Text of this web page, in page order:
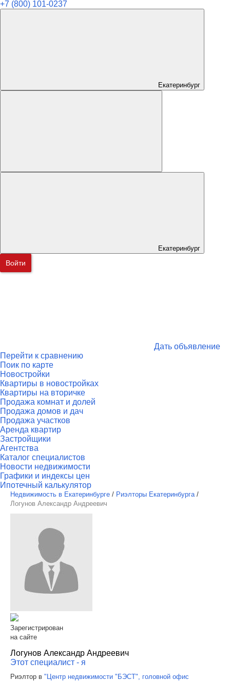
+7 (800) 101-0237
Екатеринбург
Екатеринбург
Войти
Дать объявление
Перейти к сравнению
Поик по карте
Новостройки
Квартиры в новостройках
Квартиры на вторичке
Продажа комнат и долей
Продажа домов и дач
Продажа участков
Аренда квартир
Застройщики
Агентства
Каталог специалистов
Новости недвижимости
Графики и индексы цен
Ипотечный калькулятор
Недвижимость в Екатеринбурге / Риэлторы Екатеринбурга /
Логунов Александр Андреевич
Зарегистрирован
на сайте
Логунов Александр Андреевич
Этот специалист - я
Риэлтор в "Центр недвижимости "БЭСТ", головной офис